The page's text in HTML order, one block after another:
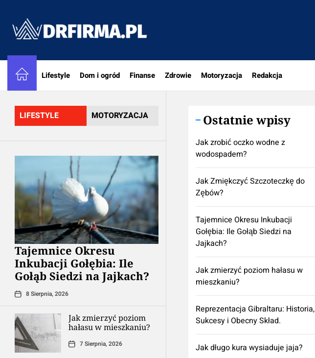
content
Lifestyle Dom i ogród Finanse Zdrowie Motoryzacja Redakcja
LIFESTYLE MOTORYZACJA
Tajemnice Okresu
Inkubacji Gołębia: Ile
Gołąb Siedzi na Jajkach?
8 Sierpnia, 2026
Jak zmierzyć poziom
hałasu w mieszkaniu?
7 Sierpnia, 2026
Ostatnie wpisy
Jak zrobić oczko wodne z
wodospadem?
Jak Zmiękczyć Szczoteczkę do
Zębów?
Tajemnice Okresu Inkubacji
Gołębia: Ile Gołąb Siedzi na
Jajkach?
Jak zmierzyć poziom hałasu w
mieszkaniu?
Reprezentacja Gibraltaru: Historia,
Sukcesy i Obecny Skład.
Jak długo kura wysiaduje jaja?